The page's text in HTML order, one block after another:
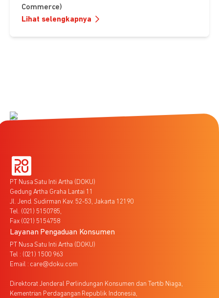
Commerce)
Lihat selengkapnya
PT Nusa Satu Inti Artha (DOKU)
Gedung Artha Graha Lantai 11
Jl. Jend. Sudirman Kav. 52-53, Jakarta 12190
Tel. (021) 5150785,
Fax (021) 5154758
Layanan Pengaduan Konsumen
PT Nusa Satu Inti Artha (DOKU)
Tel : (021) 1500 963
Email : care@doku.com
Direktorat Jenderal Perlindungan Konsumen dan Tertib Niaga,
Kementrian Perdagangan Republik Indonesia,